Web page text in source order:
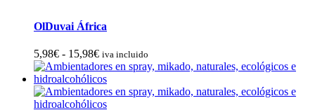
OlDuvai África
5,98€ - 15,98€Rango
de
precios:
desde
5,98€
iva incluido